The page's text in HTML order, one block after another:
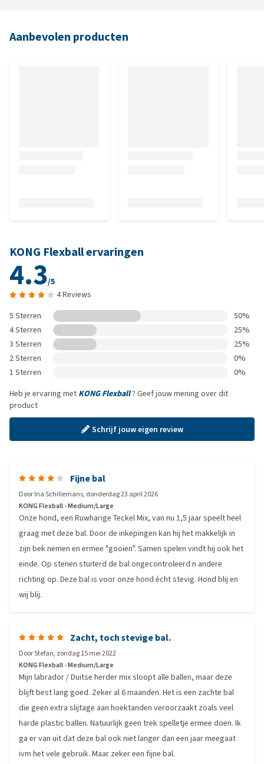
Aanbevolen producten
KONG Flexball ervaringen
4.3/5
4 Reviews
5 Sterren
50%
4 Sterren
25%
3 Sterren
25%
2 Sterren
0%
1 Sterren
0%
Heb je ervaring met KONG Flexball? Geef jouw mening over dit
product
Schrijf jouw eigen review
Fijne bal
DoorIna Schillemans, donderdag 23 april 2026
KONG Flexball - Medium/Large
Onze hond, een Ruwharige Teckel Mix, van nu 1,5 jaar speelt heel
graag met deze bal. Door de inkepingen kan hij het makkelijk in
zijn bek nemen en ermee "gooien". Samen spelen vindt hij ook het
einde. Op stenen stuiterd de bal ongecontroleerd n andere
richting op. Deze bal is voor onze hond écht stevig. Hond blij en
wij blij.
Zacht, toch stevige bal.
DoorStefan, zondag 15 mei 2022
KONG Flexball - Medium/Large
Mijn labrador / Duitse herder mix sloopt alle ballen, maar deze
blijft best lang goed. Zeker al 6 maanden. Het is een zachte bal
die geen extra slijtage aan hoektanden veroorzaakt zoals veel
harde plastic ballen. Natuurlijk geen trek spelletje ermee doen. Ik
ga er van uit dat deze bal ook niet langer dan een jaar meegaat
ivm het vele gebruik. Maar zeker een fijne bal.